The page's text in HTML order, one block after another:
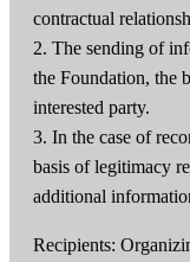
contractual
2. The sending of
the Foundation, the
interested party.
3. In the case of
basis of legitimacy
additional
Recipients: